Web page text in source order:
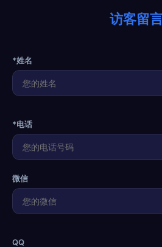
访客留
*姓名
*电话
微信
QQ